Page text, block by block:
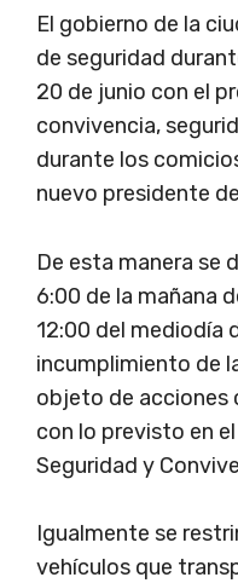
El gobierno de la
de seguridad
20 de junio con el
convivencia,
durante los
nuevo presidente
De esta manera se
6:00 de la mañana
12:00 del mediodía
incumplimiento de
objeto de acciones
con lo previsto en
Seguridad y
Igualmente se
vehículos que